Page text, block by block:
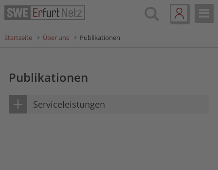
Startseite Über uns Publikationen
Publikationen
Serviceleistungen